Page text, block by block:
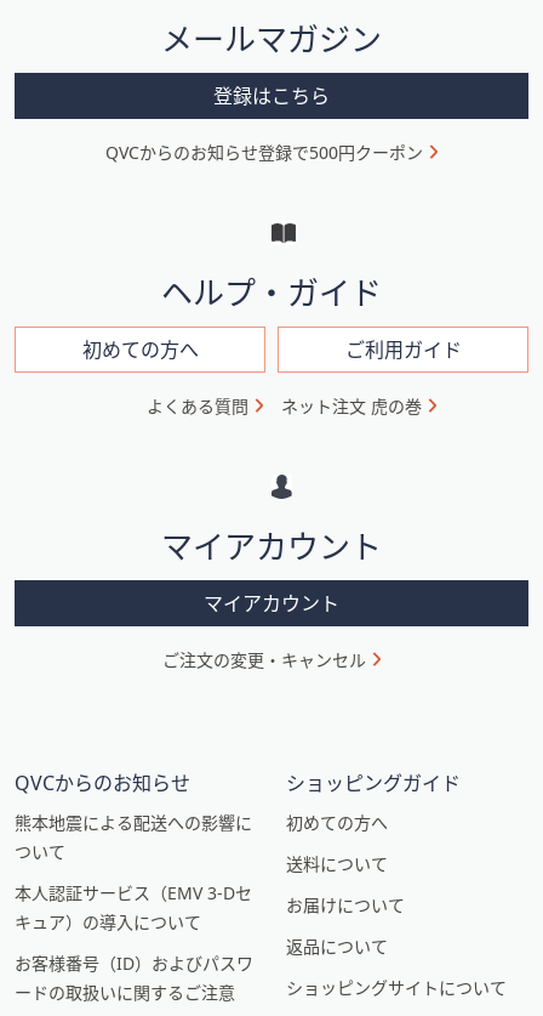
メ
ニ
ン
ン
メールマガジン
登録はこちら
QVCからのお知らせ登録で500円クーポン
ヘルプ・ガイド
初めての方へ ご利用ガイド
よくある質問 ネット注文 虎の巻
マイアカウント
マイアカウント
ご注文の変更・キャンセル
QVCからのお知らせ
熊本地震による配送への影響に
ついて
本人認証サービス（EMV 3-Dセ
キュア）の導入について
お客様番号（ID）およびパスワ
ードの取扱いに関するご注意
ショッピングガイド
初めての方へ
送料について
お届けについて
返品について
ショッピングサイトについて